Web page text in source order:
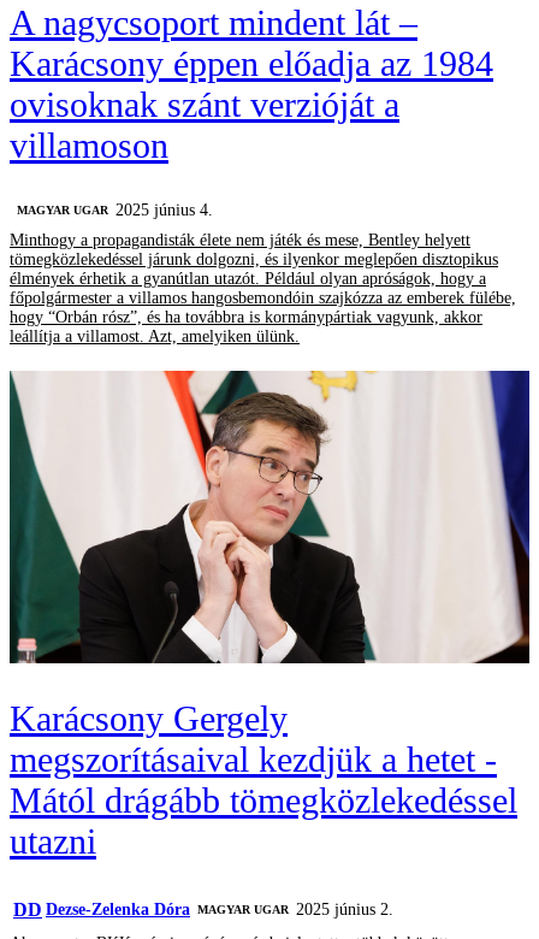
A nagycsoport mindent lát –
Karácsony éppen előadja az 1984
ovisoknak szánt verzióját a
villamoson
MAGYAR UGAR
2025 június 4.
Minthogy a propagandisták élete nem játék és mese, Bentley helyett
tömegközlekedéssel járunk dolgozni, és ilyenkor meglepően disztopikus
élmények érhetik a gyanútlan utazót. Például olyan apróságok, hogy a
főpolgármester a villamos hangosbemondóin szajkózza az emberek fülébe,
hogy “Orbán rósz”, és ha továbbra is kormánypártiak vagyunk, akkor
leállítja a villamost. Azt, amelyiken ülünk.
Karácsony Gergely
megszorításaival kezdjük a hetet -
Mától drágább tömegközlekedéssel
utazni
DD Dezse-Zelenka Dóra MAGYAR UGAR
2025 június 2.